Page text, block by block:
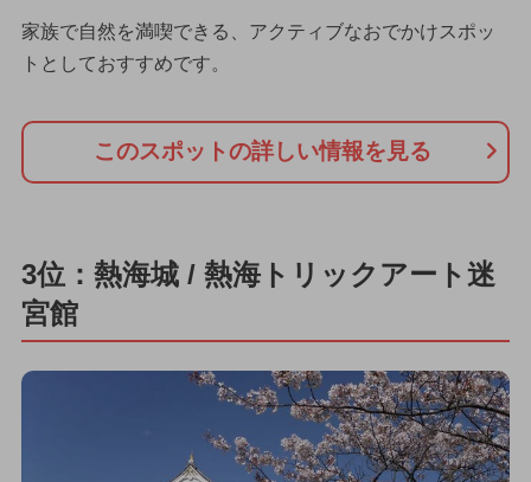
家族で自然を満喫できる、アクティブなおでかけスポッ
トとしておすすめです。
このスポットの詳しい情報を見る
3位：熱海城 / 熱海トリックアート迷
宮館